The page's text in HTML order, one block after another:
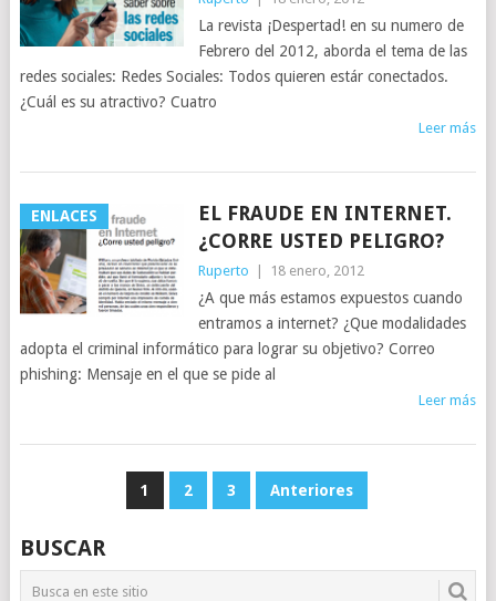
La revista ¡Despertad! en su numero de
Febrero del 2012, aborda el tema de las
redes sociales: Redes Sociales: Todos quieren estár conectados.
¿Cuál es su atractivo? Cuatro
Leer más
ENLACES
EL FRAUDE EN INTERNET.
¿CORRE USTED PELIGRO?
Ruperto 18 enero, 2012
¿A que más estamos expuestos cuando
entramos a internet? ¿Que modalidades
adopta el criminal informático para lograr su objetivo? Correo
phishing: Mensaje en el que se pide al
Leer más
NAVEGACIÓN
ENTRADAS
1 2 3 Anteriores
BUSCAR